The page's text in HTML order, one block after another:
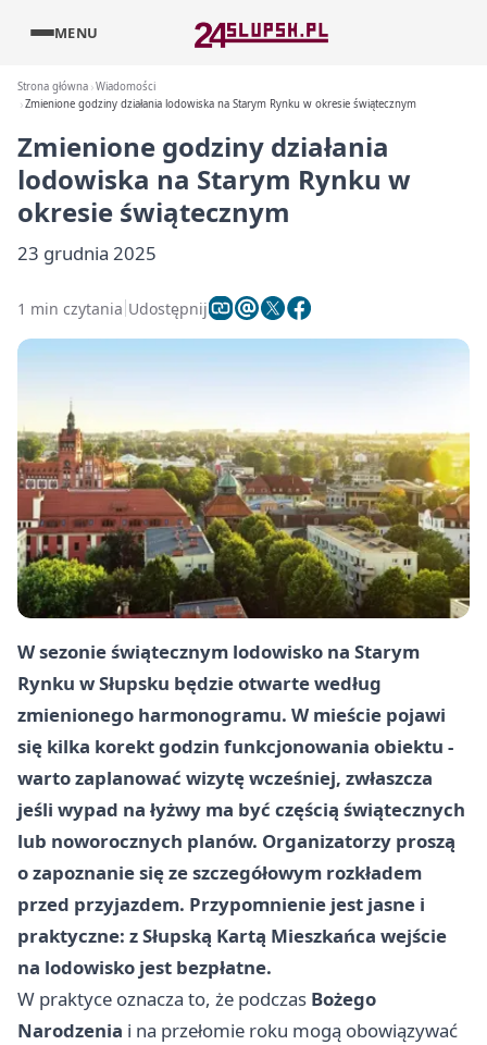
MENU
Strona główna Wiadomości
Zmienione godziny działania lodowiska na Starym Rynku w okresie świątecznym
Zmienione godziny działania
lodowiska na Starym Rynku w
okresie świątecznym
23 grudnia 2025
1 min czytania Udostępnij
W sezonie świątecznym lodowisko na Starym
Rynku wSłupsku będzie otwarte według
zmienionego harmonogramu. W mieście pojawi
się kilka korekt godzin funkcjonowania obiektu -
warto zaplanować wizytę wcześniej, zwłaszcza
jeśli wypad na łyżwy ma być częścią świątecznych
lub noworocznych planów. Organizatorzy proszą
o zapoznanie się ze szczegółowym rozkładem
przed przyjazdem. Przypomnienie jest jasne i
praktyczne: zSłupską Kartą Mieszkańca wejście
na lodowisko jest bezpłatne.
W praktyce oznacza to, że podczas Bożego
Narodzenia i na przełomie roku mogą obowiązywać